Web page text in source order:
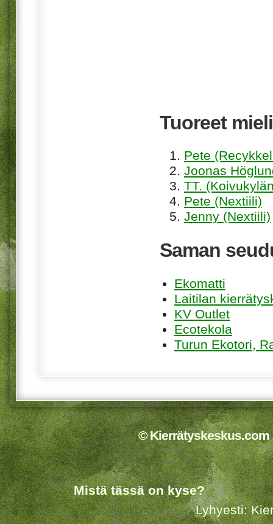
Tuoreet
Pete
Joonas
TT.
Pete (Nextiili)
Jenny (Nextiili)
Saman
Ekomatti
Laitilan
KV Outlet
Ecotekola
Turun Ekotori,
© Kierrätyskeskus.com
Mistä tässä on kyse?
Lyhyesti: